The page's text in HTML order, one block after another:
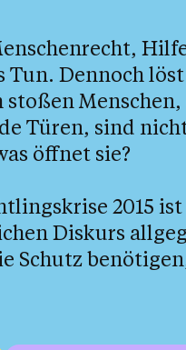
Tun. Dennoch
stoßen
Türen, sind
öffnet sie?
2015
Diskurs
Schutz